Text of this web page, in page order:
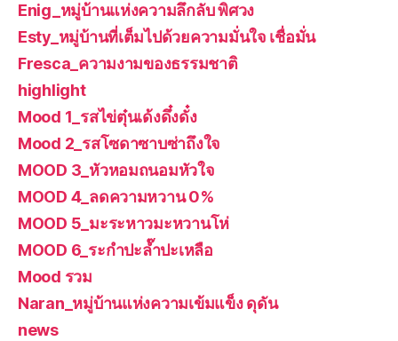
Enig_หมู่บ้านแห่งความลึกลับ พิศวง
Esty_หมู่บ้านที่เต็มไปด้วยความมั่นใจ เชื่อมั่น
Fresca_ความงามของธรรมชาติ
highlight
Mood 1_รสไข่ตุ๋นเด้งดึ๋งดั๋ง
Mood 2_รสโซดาซาบซ่าถึงใจ
MOOD 3_หัวหอมถนอมหัวใจ
MOOD 4_ลดความหวาน 0%
MOOD 5_มะระหาวมะหวานโห่
MOOD 6_ระกำปะล๊ำปะเหลือ
Mood รวม
Naran_หมู่บ้านแห่งความเข้มแข็ง ดุดัน
news